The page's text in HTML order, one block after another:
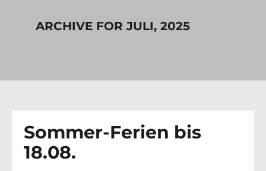
ARCHIVE FOR JULI, 2025
Sommer-Ferien bis
18.08.